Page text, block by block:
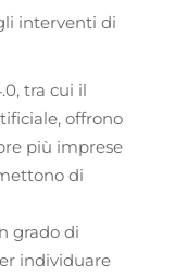
interventi di
tra cui il
offrono
più imprese
di
grado di
individuare